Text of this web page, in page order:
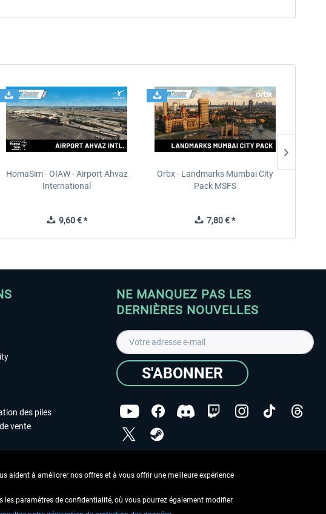
HomaSim - OIAW - Airport Ahvaz
International
9,60 € *
Orbx - Landmarks Mumbai City
Pack MSFS
7,80 € *
des piles
vente
NE MANQUEZ PAS LES
DERNIÈRES NOUVELLES
S'ABONNER
Copyright © Aerosoft GmbH - Tous droits réservés
aident à améliorer nos offres et à vous offrir une meilleure expérience
paramètres de confidentialité, où vous pourrez également modifier